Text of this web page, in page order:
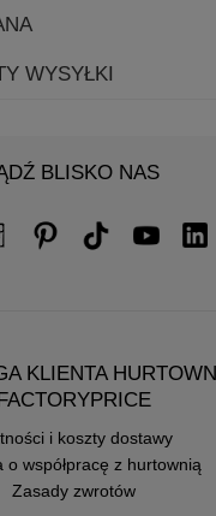
WYSYŁKI
BLISKO NAS
KLIENTA HURTOWNI
FACTORYPRICE
i koszty dostawy
o współpracę z hurtownią
Zasady zwrotów